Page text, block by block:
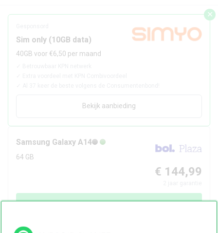
✕
Sim only (10GB data)
40GB voor €6,50 per maand
Bekijk aanbieding
Samsung Galaxy A14
64 GB
€ 144,99